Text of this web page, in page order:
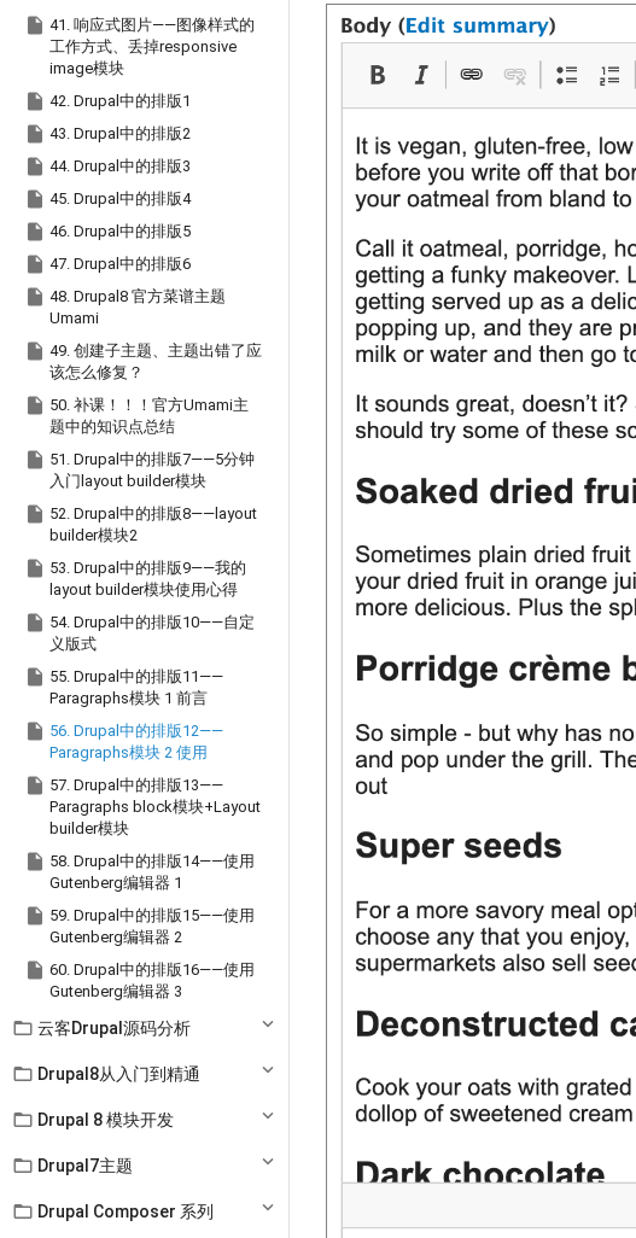
 41. 响应式图片——图像样式的
工作方式、丢掉responsive
image模块
 42. Drupal中的排版1
 43. Drupal中的排版2
 44. Drupal中的排版3
 45. Drupal中的排版4
 46. Drupal中的排版5
 47. Drupal中的排版6
 48. Drupal8 官方菜谱主题
Umami
 49. 创建子主题、主题出错了应
该怎么修复？
 50. 补课！！！官方Umami主
题中的知识点总结
 51. Drupal中的排版7——5分钟
入门layout builder模块
 52. Drupal中的排版8——layout
builder模块2
 53. Drupal中的排版9——我的
layout builder模块使用心得
 54. Drupal中的排版10——自定
义版式
 55. Drupal中的排版11——
Paragraphs模块 1 前言
 56. Drupal中的排版12——
Paragraphs模块 2 使用
 57. Drupal中的排版13——
Paragraphs block模块+Layout
builder模块
 58. Drupal中的排版14——使用
Gutenberg编辑器 1
 59. Drupal中的排版15——使用
Gutenberg编辑器 2
 60. Drupal中的排版16——使用
Gutenberg编辑器 3
 云客Drupal源码分析
 Drupal8从入门到精通
 Drupal 8 模块开发
 Drupal7主题
 Drupal Composer 系列